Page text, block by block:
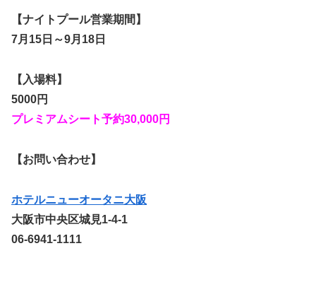
【ナイトプール営業期間】
7月15日～9月18日
【入場料】
5000円
プレミアムシート予約30,000円
【お問い合わせ】
ホテルニューオータニ大阪
大阪市中央区城見1-4-1
06-6941-1111